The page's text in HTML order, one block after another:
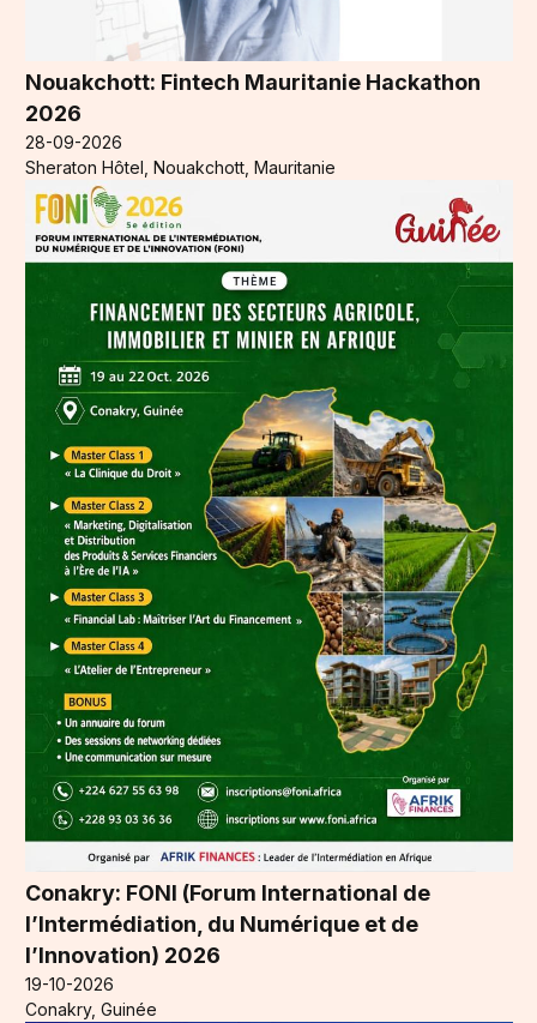
Nouakchott: Fintech Mauritanie Hackathon
2026
28-09-2026
Sheraton Hôtel, Nouakchott, Mauritanie
Conakry: FONI (Forum International de
l’Intermédiation, du Numérique et de
l’Innovation) 2026
19-10-2026
Conakry, Guinée